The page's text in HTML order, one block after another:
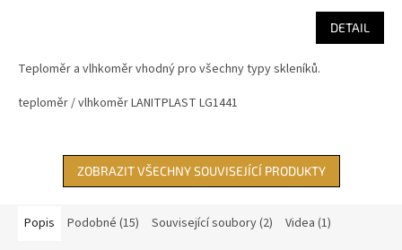
DETAIL
Teploměr a vlhkoměr vhodný pro všechny typy skleníků.
teploměr / vlhkoměr LANITPLAST LG1441
ZOBRAZIT VŠECHNY SOUVISEJÍCÍ PRODUKTY
Popis Podobné (15) Související soubory (2) Videa (1)